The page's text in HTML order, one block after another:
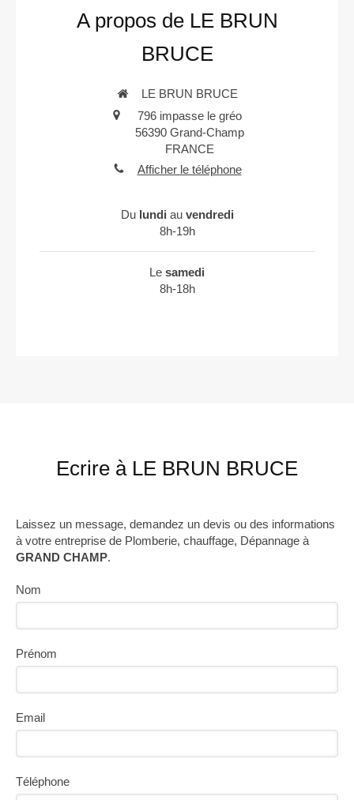
A propos de LE BRUN
BRUCE
LE BRUN BRUCE
796 impasse le gréo
56390 Grand-Champ
FRANCE
Afficher le téléphone
Du lundi au vendredi
8h-19h
Le samedi
8h-18h
Ecrire à LE BRUN BRUCE
Laissez un message, demandez un devis ou des informations
à votre entreprise de Plomberie, chauffage, Dépannage à
GRAND CHAMP.
Nom
Prénom
Email
Téléphone